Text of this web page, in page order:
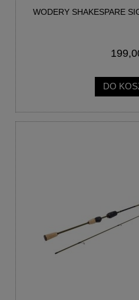
WODERY SHAKESPARE
DO